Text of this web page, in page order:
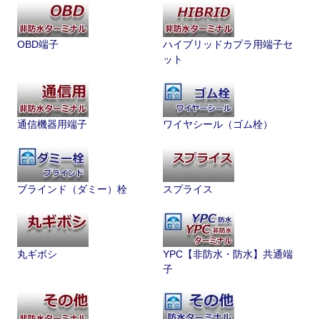
OBD端子
ハイブリッドカプラ用端子セ
ット
通信機器用端子 ワイヤシール（ゴム栓）
ブラインド（ダミー）栓 スプライス
丸ギボシ
YPC【非防水・防水】共通端
子